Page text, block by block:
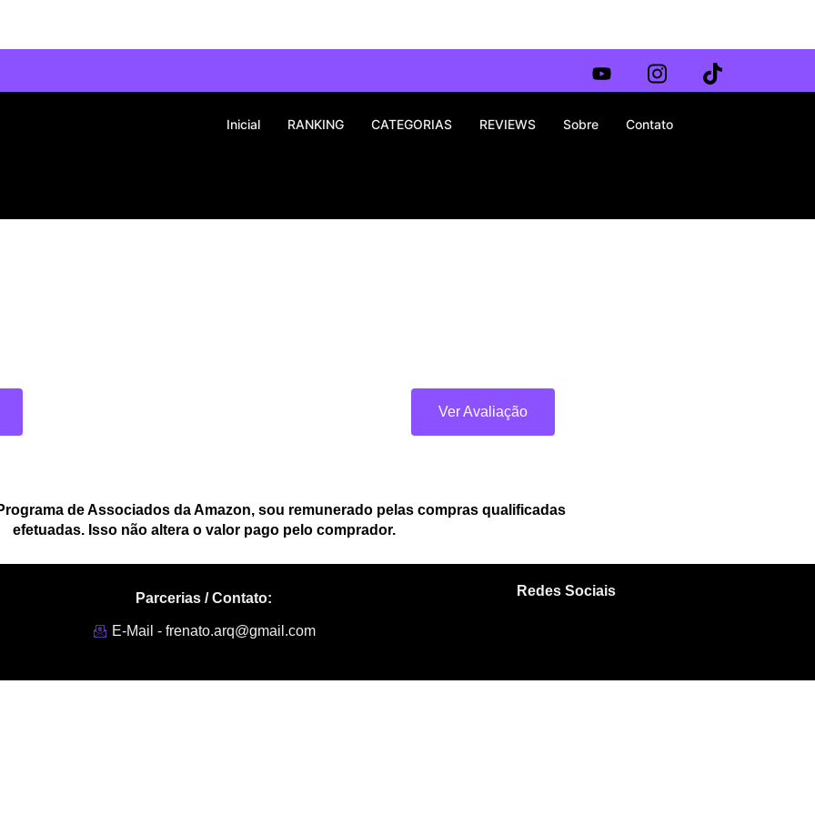
Inicial RANKING CATEGORIAS REVIEWS Sobre Contato
Ver Avaliação
de Associados da Amazon, sou remunerado pelas compras qualificadas
efetuadas. Isso não altera o valor pago pelo comprador.
Parcerias / Contato:
E-Mail - frenato.arq@gmail.com
Redes Sociais